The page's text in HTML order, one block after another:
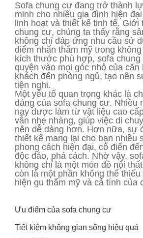
Sofa chung cư đang trở thành
minh cho nhiều gia đình hiện
linh hoạt và thiết kế tinh tế. Giới
chung cư, chúng ta thấy rằng
không chỉ đáp ứng nhu cầu sử
điểm nhấn thẩm mỹ trong
kích thước phù hợp, sofa
quyện vào mọi góc nhỏ của căn
khách đến phòng ngủ, tạo nên
tiện nghi.
Một yếu tố quan trọng khác là
dáng của sofa chung cư. Nhiều
nay được làm từ vật liệu cao
vẫn nhẹ nhàng, giúp việc di
nên dễ dàng hơn. Hơn nữa, sự
thiết kế mang lại cho bạn nhiều
phong cách hiện đại, cổ điển
độc đáo, phá cách. Nhờ vậy,
không chỉ là một món đồ nội
còn là một phần không thể
hiện gu thẩm mỹ và cá tính của
Ưu điểm của sofa chung cư
Tiết kiệm không gian sống hiệu quả